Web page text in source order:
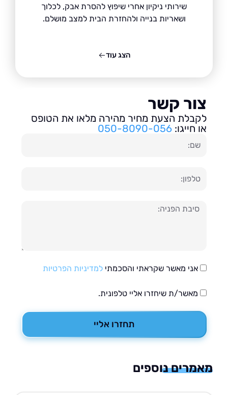
שירותי ניקיון אחרי שיפוץ להסרת אבק, לכלוך
ושאריות בנייה ולהחזרת הבית למצב מושלם.
קשר
הצעת מחיר מהירה מלאו את הטופס
חייגו:050-8090-056
אני מאשר שקראתי והסכמתילמדיניות הפרטיות
מאשר/ת שיחזרו אליי טלפונית.
תחזרו אליי
נוספים